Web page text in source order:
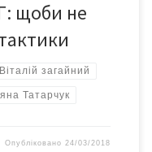
щоби не
Віталій загайний
Татарчук
Опубліковано 24/03/2018